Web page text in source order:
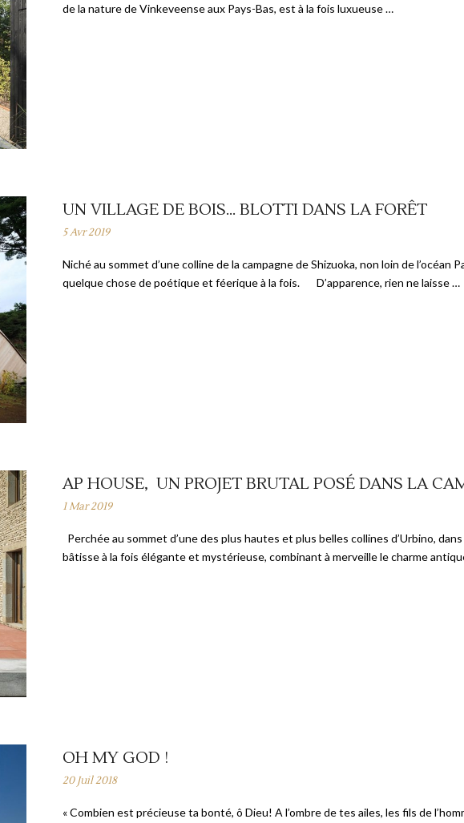
de la nature de Vinkeveense aux Pays-Bas, est à la fois luxueuse …
UN VILLAGE DE BOIS… BLOTTI DANS LA FORÊT
5 Avr 2019
Niché au sommet d’une colline de la campagne de Shizuoka, non loin de l’océan
quelque chose de poétique et féerique à la fois. D’apparence, rien ne laisse …
AP HOUSE, UN PROJET BRUTAL POSÉ DANS LA
1 Mar 2019
Perchée au sommet d’une des plus hautes et plus belles collines d’Urbino,
bâtisse à la fois élégante et mystérieuse, combinant à merveille le charme
OH MY GOD !
20 Juil 2018
« Combien est précieuse ta bonté, ô Dieu! A l’ombre de tes ailes, les fils de